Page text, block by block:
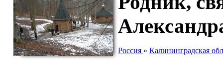
Россия » Калининградская